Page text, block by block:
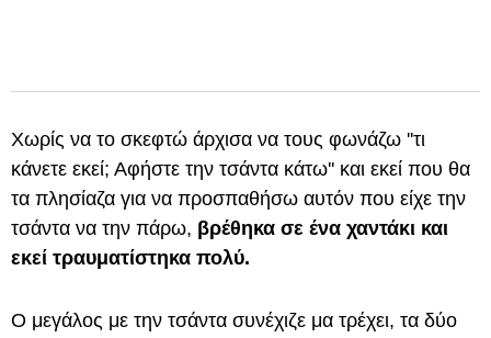
Χωρίς να το σκεφτώ άρχισα να τους φωνάζω ''τι
κάνετε εκεί; Αφήστε την τσάντα κάτω'' και εκεί που θα
τα πλησίαζα για να προσπαθήσω αυτόν που είχε την
τσάντα να την πάρω, βρέθηκα σε ένα χαντάκι και
εκεί τραυματίστηκα πολύ.
Ο μεγάλος με την τσάντα συνέχιζε μα τρέχει, τα δύο